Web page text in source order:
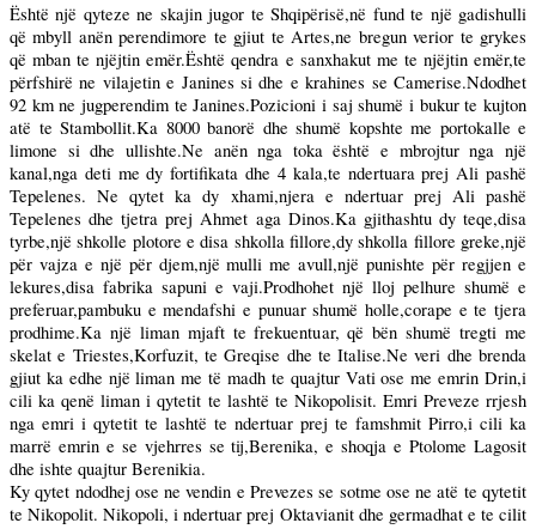
Është një qyteze ne skajin jugor te Shqipërisë,në fund te një gadishulli
që mbyll anën perendimore te gjiut te Artes,ne bregun verior te grykes
që mban te njëjtin emër.Është qendra e sanxhakut me te njëjtin emër,te
përfshirë ne vilajetin e Janines si dhe e krahines se Camerise.Ndodhet
92 km ne jugperendim te Janines.Pozicioni i saj shumë i bukur te kujton
atë te Stambollit.Ka 8000 banorë dhe shumë kopshte me portokalle e
limone si dhe ullishte.Ne anën nga toka është e mbrojtur nga një
kanal,nga deti me dy fortifikata dhe 4 kala,te ndertuara prej Ali pashë
Tepelenes. Ne qytet ka dy xhami,njera e ndertuar prej Ali pashë
Tepelenes dhe tjetra prej Ahmet aga Dinos.Ka gjithashtu dy teqe,disa
tyrbe,një shkolle plotore e disa shkolla fillore,dy shkolla fillore greke,një
për vajza e një për djem,një mulli me avull,një punishte për regjjen e
lekures,disa fabrika sapuni e vaji.Prodhohet një lloj pelhure shumë e
preferuar,pambuku e mendafshi e punuar shumë holle,corape e te tjera
prodhime.Ka një liman mjaft te frekuentuar, që bën shumë tregti me
skelat e Triestes,Korfuzit, te Greqise dhe te Italise.Ne veri dhe brenda
gjiut ka edhe një liman me të madh te quajtur Vati ose me emrin Drin,i
cili ka qenë liman i qytetit te lashtë te Nikopolisit. Emri Preveze rrjesh
nga emri i qytetit te lashtë te ndertuar prej te famshmit Pirro,i cili ka
marrë emrin e se vjehrres se tij,Berenika, e shoqja e Ptolome Lagosit
dhe ishte quajtur Berenikia.
Ky qytet ndodhej ose ne vendin e Prevezes se sotme ose ne atë te qytetit
te Nikopolit. Nikopoli, i ndertuar prej Oktavianit dhe germadhat e te cilit